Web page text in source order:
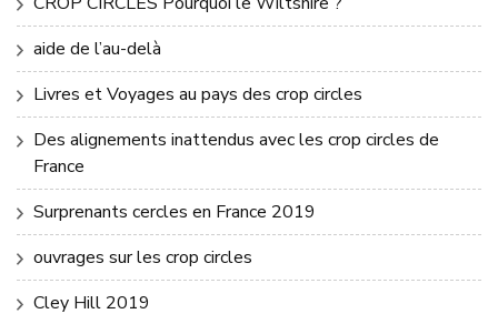
aide de l’au-delà
Livres et Voyages au pays des crop circles
Des alignements inattendus avec les crop circles de
France
Surprenants cercles en France 2019
ouvrages sur les crop circles
Cley Hill 2019